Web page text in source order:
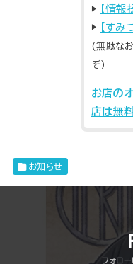
▶ 【情報
▶ 【す
(無駄な
ぞ)
お店の
店は無
お知らせ